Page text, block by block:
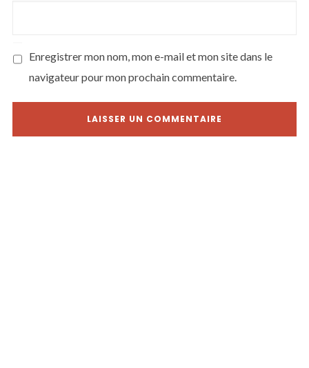
Enregistrer mon nom, mon e-mail et mon site dans le
navigateur pour mon prochain commentaire.